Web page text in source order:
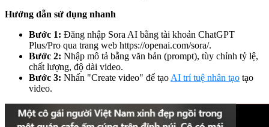
Hướng dẫn sử dụng nhanh
Bước 1: Đăng nhập Sora AI bằng tài khoản ChatGPT
Plus/Pro qua trang web https://openai.com/sora/.
Bước 2: Nhập mô tả bằng văn bản (prompt), tùy chỉnh tỷ lệ,
chất lượng, độ dài video.
Bước 3: Nhấn "Create video" để tạoAI trí tuệ nhân tạo tạo
video.